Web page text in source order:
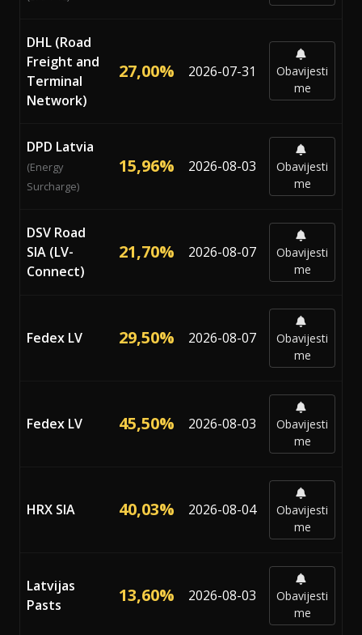
DHL (Road
Freight and
Terminal
Network)
27,00% 2026-07-31
Obavijesti
me
DPD Latvia
(Energy
Surcharge)
15,96% 2026-08-03
Obavijesti
me
DSV Road
SIA (LV-
Connect)
21,70% 2026-08-07
Obavijesti
me
Fedex LV 29,50% 2026-08-07
Obavijesti
me
Fedex LV 45,50% 2026-08-03
Obavijesti
me
HRX SIA 40,03% 2026-08-04
Obavijesti
me
Latvijas
Pasts
13,60% 2026-08-03
Obavijesti
me